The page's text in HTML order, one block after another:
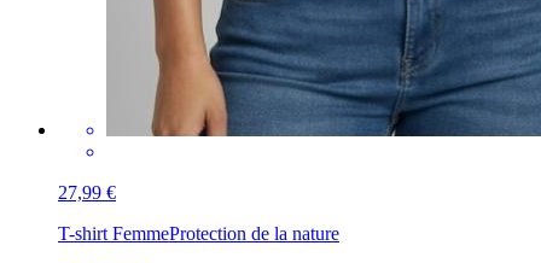
27,99 €
T-shirt FemmeProtection de la nature